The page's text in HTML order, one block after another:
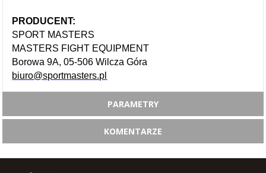
PRODUCENT:
SPORT MASTERS
MASTERS FIGHT EQUIPMENT
Borowa 9A, 05-506 Wilcza Góra
biuro@sportmasters.pl
PARAMETRY
KOMENTARZE